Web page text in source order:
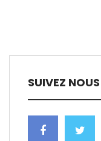
SUIVEZ NOUS